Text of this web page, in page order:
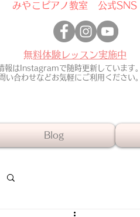
​みやこピアノ教室 公式SNS
​無料体験レッスン実施中
報はInstagramで随時更新しています。
い合わせなどお気軽にご利用ください。
Blog